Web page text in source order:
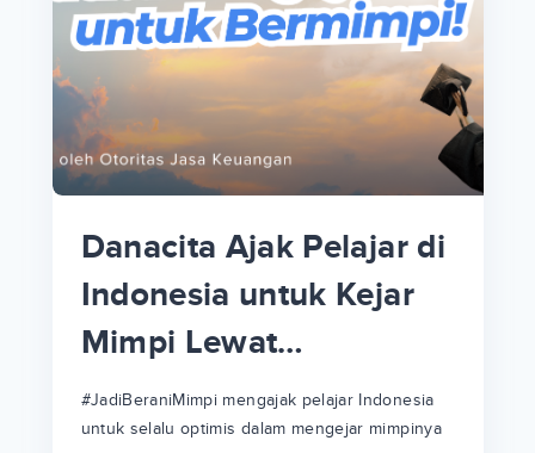
Danacita Ajak Pelajar di
Indonesia untuk Kejar
Mimpi Lewat
#JadiBeraniMimpi
#JadiBeraniMimpi mengajak pelajar Indonesia
untuk selalu optimis dalam mengejar mimpinya